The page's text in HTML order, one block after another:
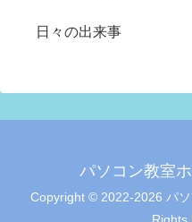
日々の出来事
パソコン教室
Copyright © 2022-2026 パ